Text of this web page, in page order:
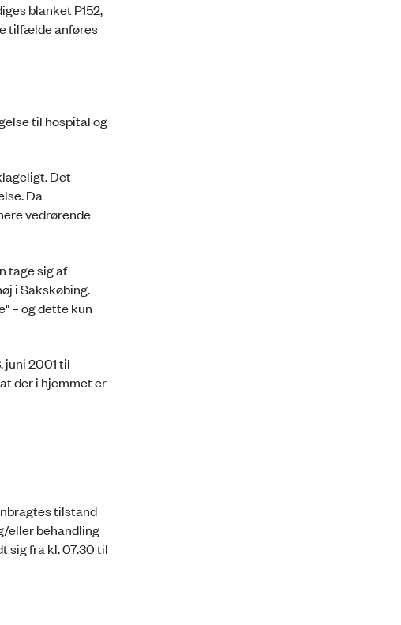
blanket P152,
tilfælde anføres
til hospital og
Det
Da
vedrørende
tage sig af
i Sakskøbing.
– og dette kun
juni 2001 til
der i hjemmet er
tilstand
eller behandling
sig fra kl. 07.30 til